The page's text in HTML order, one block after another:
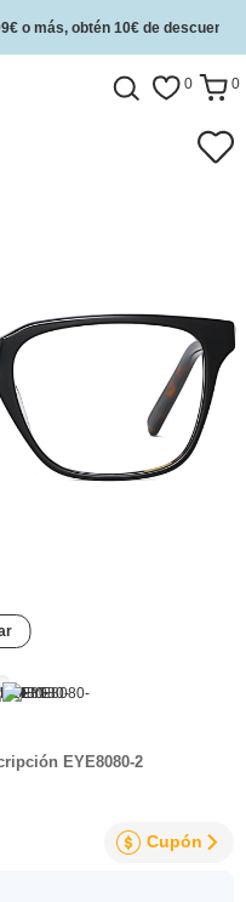
o más, obtén 10€ de descuento.
de devolución del dinero.
0 0
EYE8080-2
Cupón